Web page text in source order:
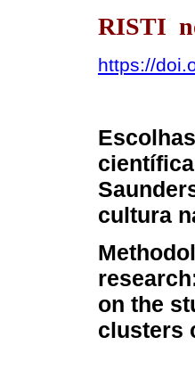
RISTI
https://
cultura
on the
clusters